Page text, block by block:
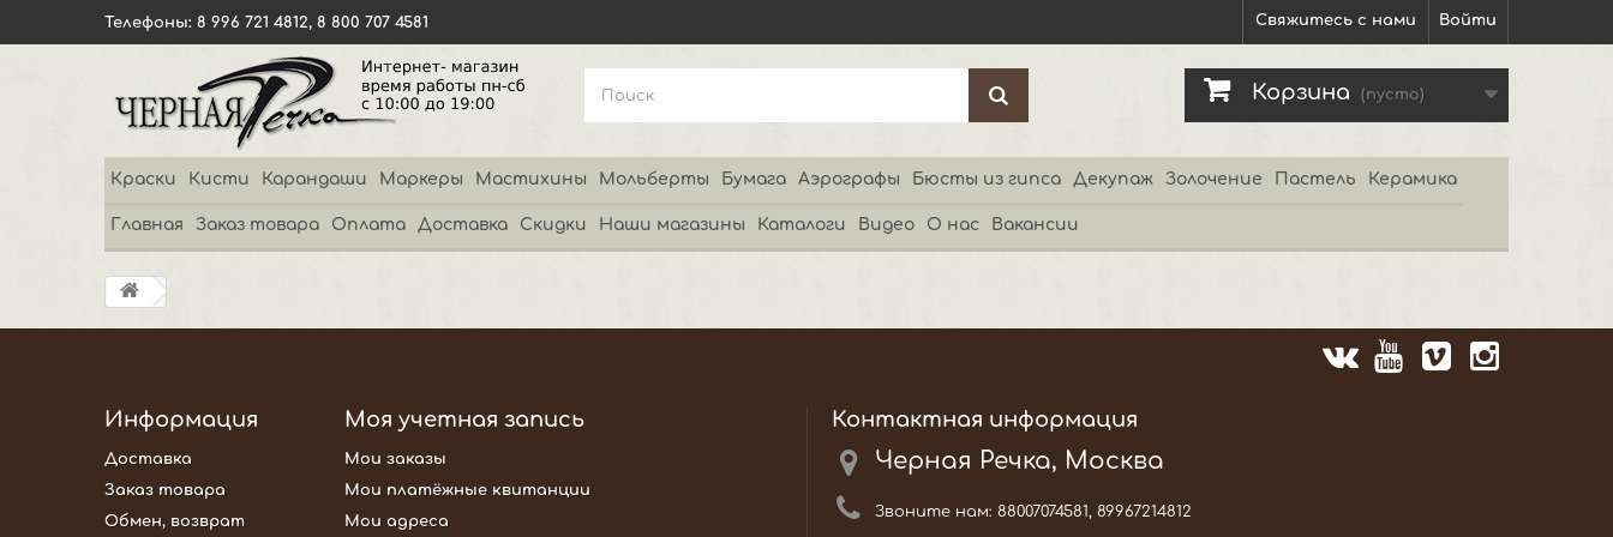
Войти
Свяжитесь с нами
Телефоны: 8 996 721 4812, 8 800 707 4581
Корзина (пусто)
Краски Кисти Карандаши Маркеры Мастихины Мольберты Бумага Аэрографы Бюсты из гипса Декупаж Золочение Пастель Керамика
Главная Заказ товара Оплата Доставка Скидки Наши магазины Каталоги Видео О нас Вакансии
Информация
Доставка
Заказ товара
Обмен, возврат
Моя учетная запись
Мои заказы
Мои платёжные квитанции
Мои адреса
Контактная информация
Черная Речка, Москва
Звоните нам: 88007074581, 89967214812